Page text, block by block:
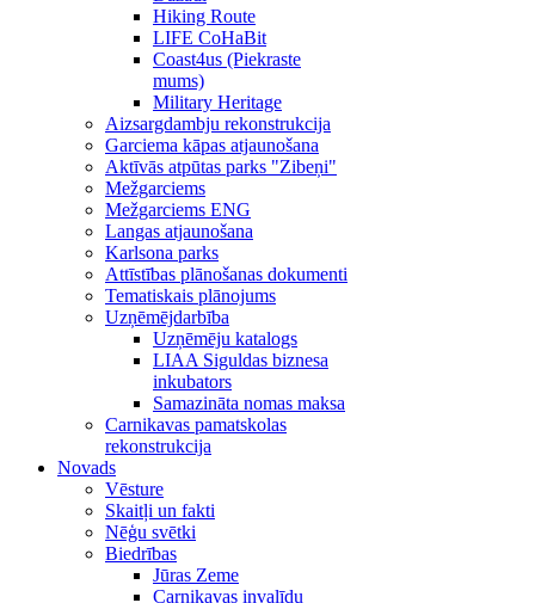
Hiking Route
LIFE CoHaBit
Coast4us (Piekraste
mums)
Military Heritage
Aizsargdambju rekonstrukcija
Garciema kāpas atjaunošana
Aktīvās atpūtas parks "Zibeņi"
Mežgarciems
Mežgarciems ENG
Langas atjaunošana
Karlsona parks
Attīstības plānošanas dokumenti
Tematiskais plānojums
Uzņēmējdarbība
Uzņēmēju katalogs
LIAA Siguldas biznesa
inkubators
Samazināta nomas maksa
Carnikavas pamatskolas
rekonstrukcija
Novads
Vēsture
Skaitļi un fakti
Nēģu svētki
Biedrības
Jūras Zeme
Carnikavas invalīdu